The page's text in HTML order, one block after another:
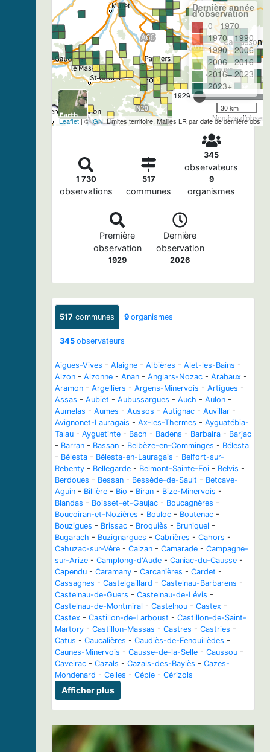
1929
Nombre
Dernière année
d'observation
0– 1970
1970– 1990
1990– 2006
2006– 2016
2016– 2023
2023+
30 km
Leaflet| ©IGN, Limites territoire, Mailles LR par date de dernière obs
1 730
observations
517
communes
345
observateurs
9
organismes
Première
observation
1929
Dernière
observation
2026
517 communes 9 organismes
345 observateurs
Aigues-Vives - Alaigne - Albières - Alet-les-Bains -
Alzon - Alzonne - Anan - Anglars-Nozac - Arabaux -
Aramon - Argelliers - Argens-Minervois - Artigues -
Assas - Aubiet - Aubussargues - Auch - Aulon -
Aumelas - Aumes - Aussos - Autignac - Auvillar -
Avignonet-Lauragais - Ax-les-Thermes - Ayguatébia-
Talau - Ayguetinte - Bach - Badens - Barbaira - Barjac
- Barran - Bassan - Belbèze-en-Comminges - Bélesta
- Bélesta - Bélesta-en-Lauragais - Belfort-sur-
Rebenty - Bellegarde - Belmont-Sainte-Foi - Belvis -
Berdoues - Bessan - Bessède-de-Sault - Betcave-
Aguin - Billière - Bio - Biran - Bize-Minervois -
Blandas - Boisset-et-Gaujac - Boucagnères -
Boucoiran-et-Nozières - Bouloc - Boutenac -
Bouzigues - Brissac - Broquiès - Bruniquel -
Bugarach - Buzignargues - Cabrières - Cahors -
Cahuzac-sur-Vère - Calzan - Camarade - Campagne-
sur-Arize - Camplong-d'Aude - Caniac-du-Causse -
Capendu - Caramany - Carcanières - Cardet -
Cassagnes - Castelgaillard - Castelnau-Barbarens -
Castelnau-de-Guers - Castelnau-de-Lévis -
Castelnau-de-Montmiral - Castelnou - Castex -
Castex - Castillon-de-Larboust - Castillon-de-Saint-
Martory - Castillon-Massas - Castres - Castries -
Catus - Caucalières - Caudiès-de-Fenouillèdes -
Caunes-Minervois - Causse-de-la-Selle - Caussou -
Caveirac - Cazals - Cazals-des-Baylès - Cazes-
Mondenard - Celles - Cépie - Cérizols
Afficher plus